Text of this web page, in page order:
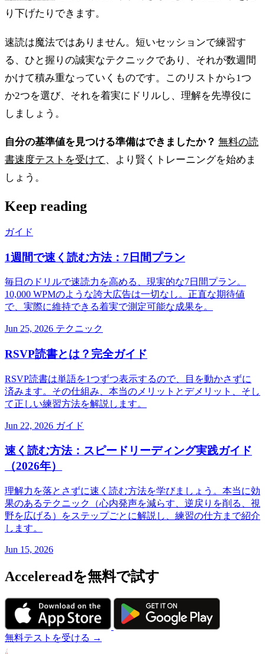
り下げたりできます。
速読は魔法ではありません。短いセッションで練習す
る、ひと握りの誠実なテクニックであり、それが数週間
かけて積み重なっていくものです。このリストから1つ
か2つを選び、それを着実にドリルし、理解を先導役に
しましょう。
自分の基準値を見つける準備はできましたか？ 無料の読
書速度テストを受けて 、より賢くトレーニングを始めま
しょう。
Keep reading
ガイド
1週間で速く読む方法：7日間プラン
毎日のドリルで速読力を高める、現実的な7日間プラン。
10,000 WPMのような誇大広告は一切なし。正直な期待値
で、実際に維持できる着実で測定可能な成果を。
Jun 25, 2026 テクニック
RSVP読書とは？完全ガイド
RSVP読書は単語を1つずつ表示するので、目を動かさずに
済みます。その仕組み、本当のメリットとデメリット、そし
て正しい練習方法を解説します。
Jun 22, 2026 ガイド
速く読む方法：スピードリーディング実践ガイド
（2026年）
理解力を落とさずに速く読む方法を学びましょう。本当に効
果のあるテクニック（心内発声を減らす、逆戻りを削る、視
野を広げる）をステップごとに解説し、練習の仕方まで紹介
します。
Jun 15, 2026
Accelereadを無料で試す
無料テストを受ける →